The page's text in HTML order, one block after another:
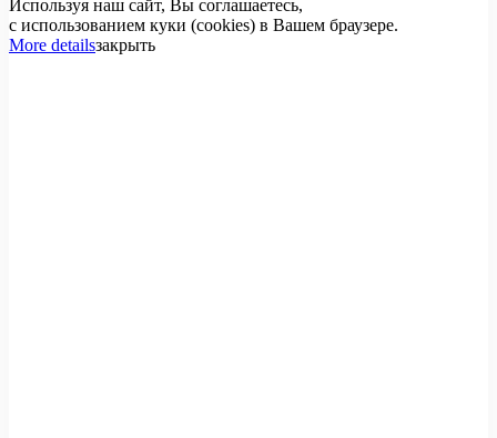
Используя наш сайт, Вы соглашаетесь,
с использованием куки (cookies) в Вашем браузере.
More detailsзакрыть